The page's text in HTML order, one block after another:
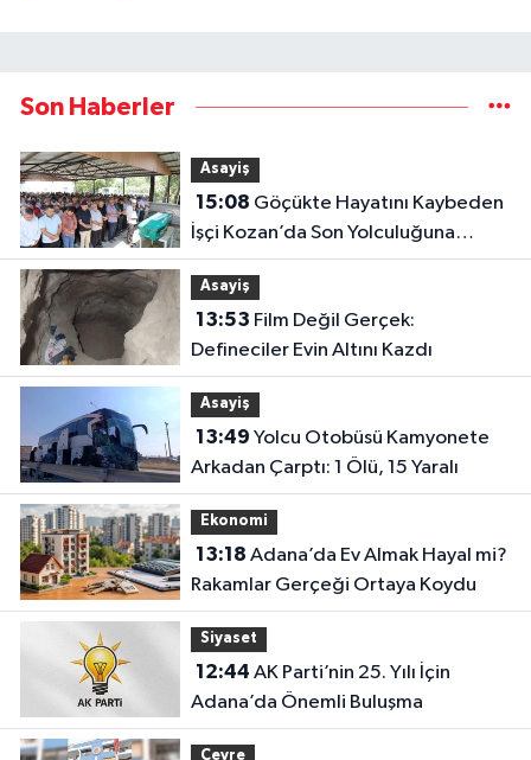
Son Haberler
Asayiş
15:08
İşçi Kozan’da Son Yolculuğuna
Uğurlandı
Asayiş
13:53
Defineciler Evin Altını Kazdı
Asayiş
13:49
Arkadan Çarptı: 1 Ölü, 15 Yaralı
Ekonomi
13:18
Rakamlar Gerçeği Ortaya Koydu
Siyaset
12:44
Adana’da Önemli Buluşma
Çevre